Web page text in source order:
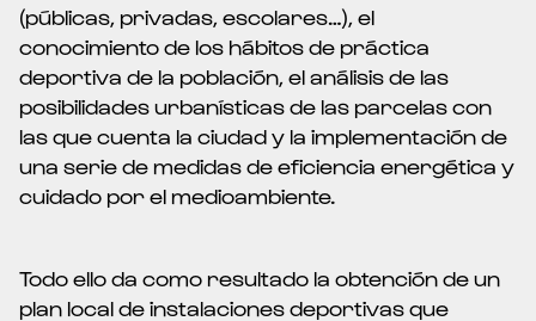
(públicas, privadas, escolares…), el
conocimiento de los hábitos de práctica
deportiva de la población, el análisis de las
posibilidades urbanísticas de las parcelas con
las que cuenta la ciudad y la implementación de
una serie de medidas de eficiencia energética y
cuidado por el medioambiente.
Todo ello da como resultado la obtención de un
plan local de instalaciones deportivas que